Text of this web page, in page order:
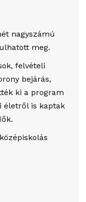
nagyszámú
meg.
felvételi
bejárás,
ki a program
életről is kaptak